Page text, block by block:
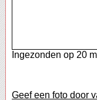
Ingezonden op 20
Geef een foto door